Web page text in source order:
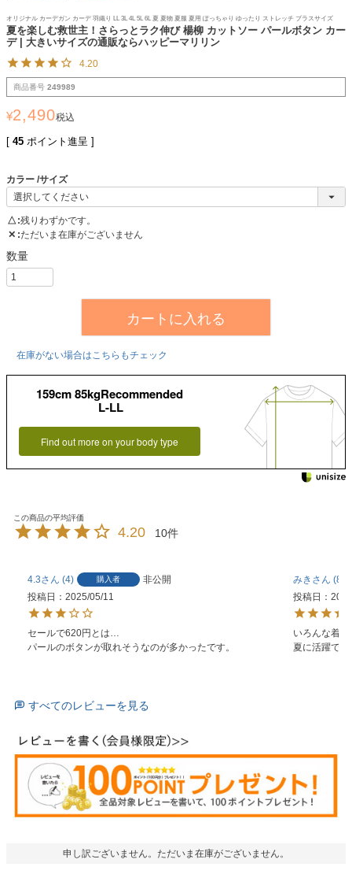
オリジナル カーデガン カーデ 羽織り LL 3L 4L 5L 6L 夏 夏物 夏服 夏用 ぽっちゃり ゆったり ストレッチ プラスサイズ
夏を楽しむ救世主！さらっとラク伸び 楊柳 カットソー パールボタン カー
デ | 大きいサイズの通販ならハッピーマリリン
4.20
商品番号 249989
¥2,490税込
[ 45 ポイント進呈 ]
カラー サイズ
△ 残りわずかです。
✕ ただいま在庫がございません
カートに入れる
在庫がない場合はこちらもチェック
159cm 85kgRecommended
L-LL
Find out more on your body type
4.20 10
4.3 4 購入者
非公開
投稿日
2025/05/11
セールで620円とは…
パールのボタンが取れそうなのが多かったです。
みき
8
投稿日
いろんな着
夏に活躍でし
すべてのレビューを見る
申し訳ございません。ただいま在庫がございません。